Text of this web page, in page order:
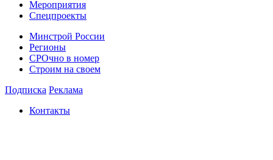
Мероприятия
Спецпроекты
Минстрой России
Регионы
СРОчно в номер
Строим на своем
Подписка Реклама
Контакты